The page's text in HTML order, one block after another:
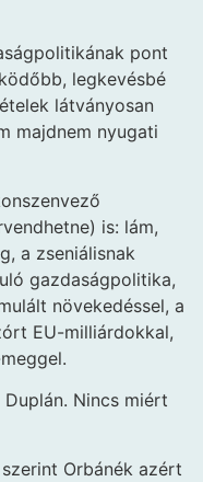
pont
legkevésbé
látványosan
majdnem nyugati
is: lám,
a zseniálisnak
gazdaságpolitika,
növekedéssel, a
EU-milliárdokkal,
Nincs miért
Orbánék azért